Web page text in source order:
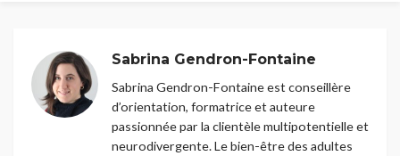
Sabrina Gendron-Fontaine
Sabrina Gendron-Fontaine est conseillère
d’orientation, formatrice et auteure
passionnée par la clientèle multipotentielle et
neurodivergente. Le bien-être des adultes